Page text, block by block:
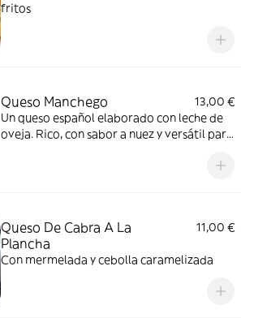
fritos
Queso Manchego
13,00 €
Un queso español elaborado con leche de
oveja. Rico, con sabor a nuez y versátil para
Queso De Cabra A La
Plancha
11,00 €
Con mermelada y cebolla caramelizada